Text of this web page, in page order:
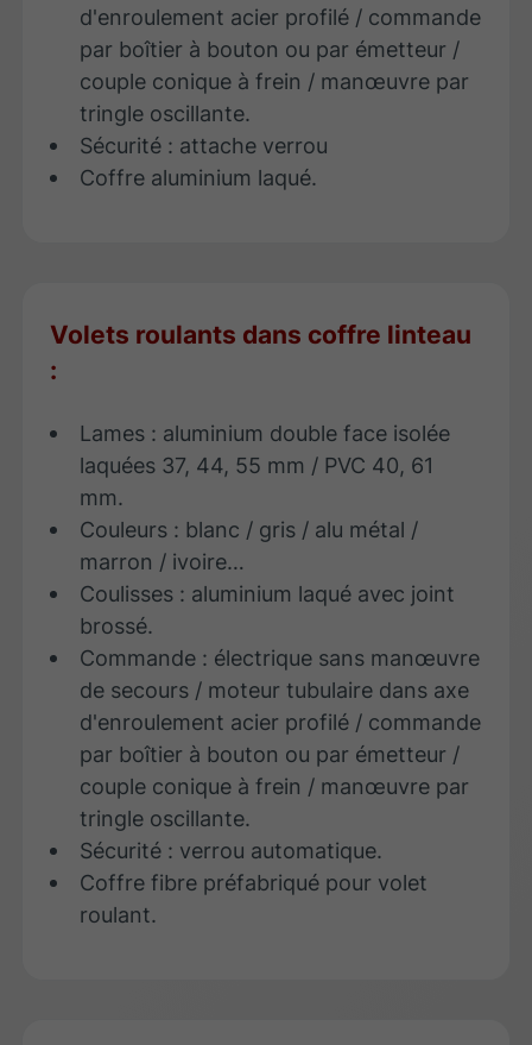
d'enroulement acier profilé / commande
par boîtier à bouton ou par émetteur /
couple conique à frein / manœuvre par
tringle oscillante.
Sécurité : attache verrou
​Coffre aluminium laqué.
Volets roulants dans coffre linteau
:
Lames : aluminium double face isolée
laquées 37, 44, 55 mm / PVC 40, 61
mm.
Couleurs : blanc / gris / alu métal /
marron / ivoire…
Coulisses : aluminium laqué avec joint
brossé.
Commande : électrique sans manœuvre
de secours / moteur tubulaire dans axe
d'enroulement acier profilé / commande
par boîtier à bouton ou par émetteur /
couple conique à frein / manœuvre par
tringle oscillante.
Sécurité : verrou automatique.
Coffre fibre préfabriqué pour volet
roulant.